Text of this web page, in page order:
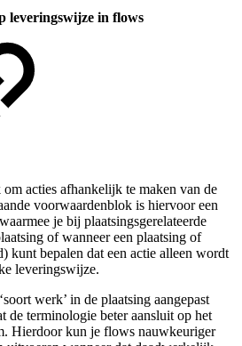
leveringswijze in flows
acties afhankelijk te maken van de
voorwaardenblok is hiervoor een
je bij plaatsingsgerelateerde
of wanneer een plaatsing of
kunt bepalen dat een actie alleen wordt
leveringswijze.
werk’ in de plaatsing aangepast
de terminologie beter aansluit op het
Hierdoor kun je flows nauwkeuriger